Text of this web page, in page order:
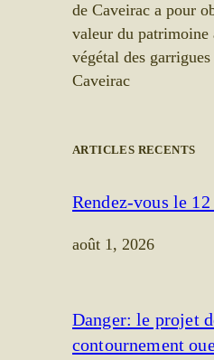
de Caveirac a pour
valeur du patrimoine
végétal des
Caveirac
ARTICLES RECENTS
Rendez-vous le
août 1, 2026
Danger: le projet
contournement